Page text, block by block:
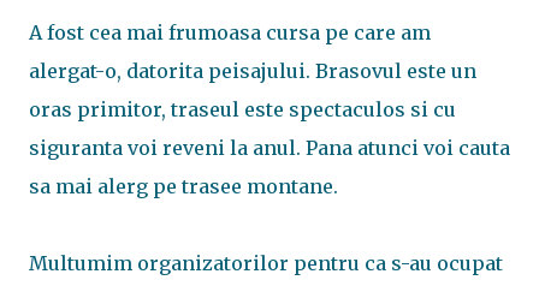
A fost cea mai frumoasa cursa pe care am
alergat-o, datorita peisajului. Brasovul este un
oras primitor, traseul este spectaculos si cu
siguranta voi reveni la anul. Pana atunci voi cauta
sa mai alerg pe trasee montane.
Multumim organizatorilor pentru ca s-au ocupat